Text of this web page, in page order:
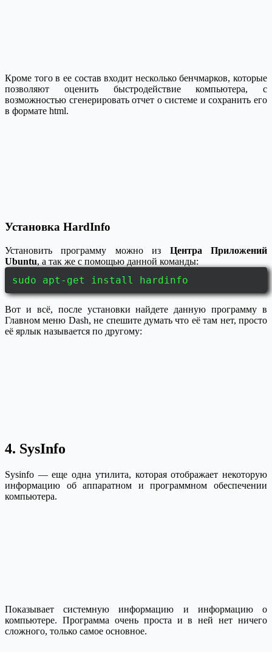
Кроме того в ее состав входит несколько бенчмарков, которые
позволяют оценить быстродействие компьютера, с
возможностью сгенерировать отчет о системе и сохранить его
в формате html.
Установка HardInfo
Установить программу можно из Центра Приложений
Ubuntu, а так же с помощью данной команды:
sudo apt-get install hardinfo
Вот и всё, после установки найдете данную программу в
Главном меню Dash, не спешите думать что её там нет, просто
её ярлык называется по другому:
4. SysInfo
Sysinfo — еще одна утилита, которая отображает некоторую
информацию об аппаратном и программном обеспечении
компьютера.
Показывает системную информацию и информацию о
компьютере. Программа очень проста и в ней нет ничего
сложного, только самое основное.